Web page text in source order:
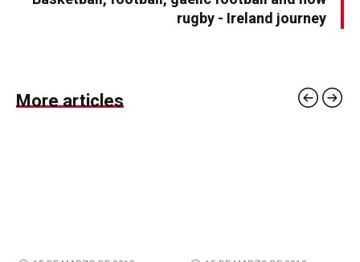
rugby - Ireland journey
More articles